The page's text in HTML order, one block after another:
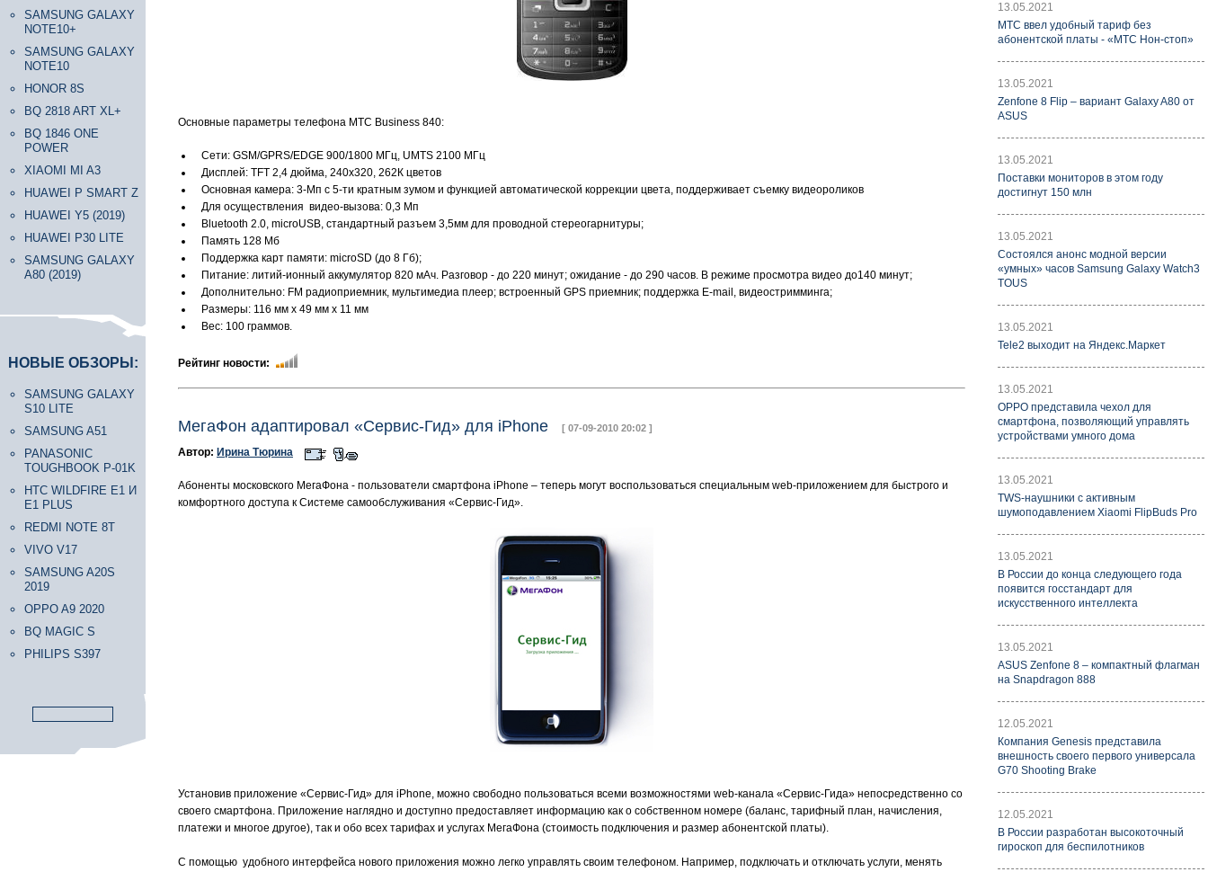
SAMSUNG GALAXY
NOTE10+
SAMSUNG GALAXY
NOTE10
HONOR 8S
BQ 2818 ART XL+
BQ 1846 ONE
POWER
XIAOMI MI A3
HUAWEI P SMART Z
HUAWEI Y5 (2019)
HUAWEI P30 LITE
SAMSUNG GALAXY
A80 (2019)
НОВЫЕ ОБЗОРЫ:
SAMSUNG GALAXY
S10 LITE
SAMSUNG A51
PANASONIC
TOUGHBOOK P-01K
HTC WILDFIRE E1 И
E1 PLUS
REDMI NOTE 8T
VIVO V17
SAMSUNG A20S
2019
OPPO A9 2020
BQ MAGIC S
PHILIPS S397
Основные параметры телефона МТС Business 840:
Сети: GSM/GPRS/EDGE 900/1800 МГц, UMTS 2100 МГц
Дисплей: TFT 2,4 дюйма, 240х320, 262К цветов
Основная камера: 3-Мп с 5-ти кратным зумом и функцией автоматической коррекции цвета, поддерживает съемку видеороликов
Для осуществления видео-вызова: 0,3 Мп
Bluetooth 2.0, microUSB, стандартный разъем 3,5мм для проводной стереогарнитуры;
Память 128 Мб
Поддержка карт памяти: microSD (до 8 Гб);
Питание: литий-ионный аккумулятор 820 мАч. Разговор - до 220 минут; ожидание - до 290 часов. В режиме просмотра видео до140 минут;
Дополнительно: FM радиоприемник, мультимедиа плеер; встроенный GPS приемник; поддержка E-mail, видеостримминга;
Размеры: 116 мм х 49 мм х 11 мм
Вес: 100 граммов.
Рейтинг новости:
МегаФон адаптировал «Сервис-Гид» для iPhone [ 07-09-2010 20:02 ]
Автор: Ирина Тюрина
Абоненты московского МегаФона - пользователи смартфона iPhone – теперь могут воспользоваться специальным web-приложением для быстрого и
комфортного доступа к Системе самообслуживания «Сервис-Гид».
Установив приложение «Сервис-Гид» для iPhone, можно свободно пользоваться всеми возможностями web-канала «Сервис-Гида» непосредственно со
своего смартфона. Приложение наглядно и доступно предоставляет информацию как о собственном номере (баланс, тарифный план, начисления,
платежи и многое другое), так и обо всех тарифах и услугах МегаФона (стоимость подключения и размер абонентской платы).
С помощью удобного интерфейса нового приложения можно легко управлять своим телефоном. Например, подключать и отключать услуги, менять
13.05.2021
МТС ввел удобный тариф без
абонентской платы - «МТС Нон-стоп»
13.05.2021
Zenfone 8 Flip – вариант Galaxy A80 от
ASUS
13.05.2021
Поставки мониторов в этом году
достигнут 150 млн
13.05.2021
Состоялся анонс модной версии
«умных» часов Samsung Galaxy Watch3
TOUS
13.05.2021
Tele2 выходит на Яндекс.Маркет
13.05.2021
OPPO представила чехол для
смартфона, позволяющий управлять
устройствами умного дома
13.05.2021
TWS-наушники с активным
шумоподавлением Xiaomi FlipBuds Pro
13.05.2021
В России до конца следующего года
появится госстандарт для
искусственного интеллекта
13.05.2021
ASUS Zenfone 8 – компактный флагман
на Snapdragon 888
12.05.2021
Компания Genesis представила
внешность своего первого универсала
G70 Shooting Brake
12.05.2021
В России разработан высокоточный
гироскоп для беспилотников